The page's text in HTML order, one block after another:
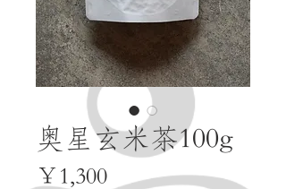
奥星玄米茶100g
￥1,300価